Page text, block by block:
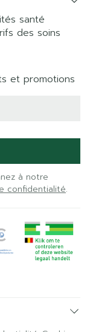
santé
des soins
et promotions
à notre
confidentialité.